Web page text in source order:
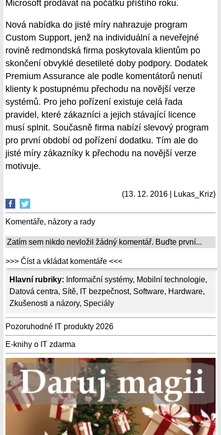
Hlavní rubriky: Informační systémy, Mobilní technologie,
Datová centra, Sítě, IT bezpečnost, Software, Hardware,
Zkušenosti a názory, Speciály
Pozoruhodné IT produkty 2026
E-knihy o IT zdarma
Microsoft prodávat na počátku příštího roku.
Nová nabídka do jisté míry nahrazuje program
Custom Support, jenž na individuální a neveřejné
rovině redmondská firma poskytovala klientům po
skončení obvyklé desetileté doby podpory. Dodatek
Premium Assurance ale podle komentátorů nenutí
klienty k postupnému přechodu na novější verze
systémů. Pro jeho pořízení existuje celá řada
pravidel, které zákazníci a jejich stávající licence
musí splnit. Současně firma nabízí slevový program
pro první období od pořízení dodatku. Tím ale do
jisté míry zákazníky k přechodu na novější verze
motivuje.
(13. 12. 2016 | Lukas_Kriz)
Komentáře, názory a rady
Zatím sem nikdo nevložil žádný komentář. Buďte první...
>>> Číst a vkládat komentáře <<<